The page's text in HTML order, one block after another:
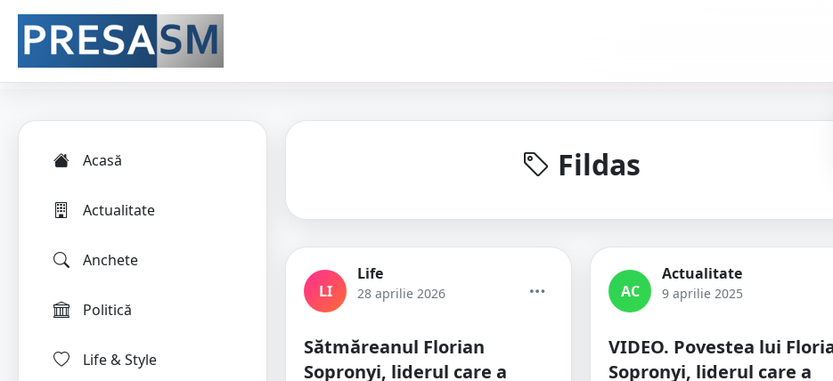
Acasă
Actualitate
Anchete
Politică
Life & Style
Fildas
LI
Life
28 aprilie 2026
Sătmăreanul Florian
Sopronyi, liderul care a
AC
Actualitate
9 aprilie 2025
VIDEO. Povestea lui
Sopronyi, liderul care a